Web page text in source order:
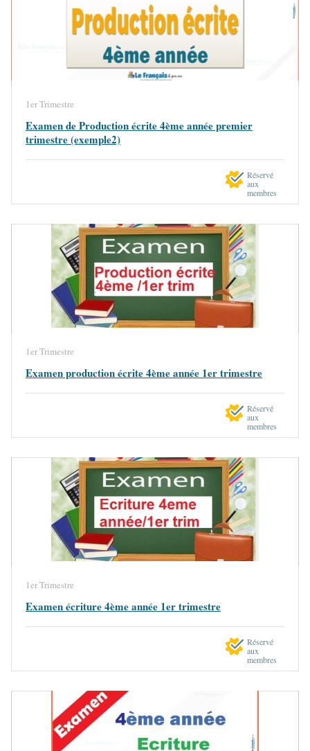
1er Trimestre
Examen de Production écrite 4ème année premier
trimestre (exemple2)
Réservé
aux
membres
1er Trimestre
Examen production écrite 4ème année 1er trimestre
Réservé
aux
membres
1er Trimestre
Examen écriture 4ème année 1er trimestre
Réservé
aux
membres